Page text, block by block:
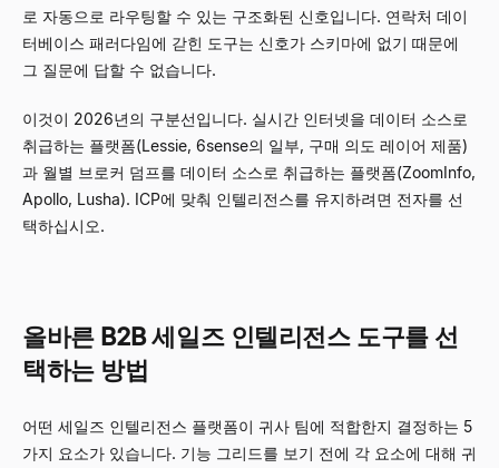
로 자동으로 라우팅할 수 있는 구조화된 신호입니다. 연락처 데이
터베이스 패러다임에 갇힌 도구는 신호가 스키마에 없기 때문에
그 질문에 답할 수 없습니다.
이것이 2026년의 구분선입니다. 실시간 인터넷을 데이터 소스로
취급하는 플랫폼(Lessie, 6sense의 일부, 구매 의도 레이어 제품)
과 월별 브로커 덤프를 데이터 소스로 취급하는 플랫폼(ZoomInfo,
Apollo, Lusha). ICP에 맞춰 인텔리전스를 유지하려면 전자를 선
택하십시오.
올바른 B2B 세일즈 인텔리전스 도구를 선
택하는 방법
어떤 세일즈 인텔리전스 플랫폼이 귀사 팀에 적합한지 결정하는 5
가지 요소가 있습니다. 기능 그리드를 보기 전에 각 요소에 대해 귀